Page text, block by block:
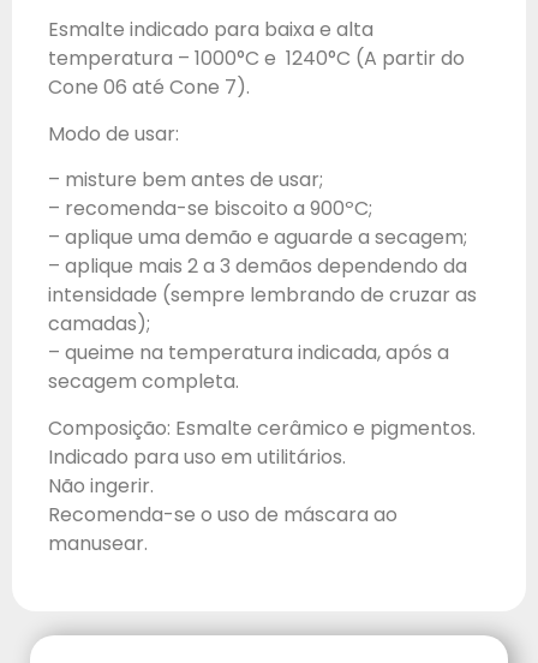
Esmalte indicado para baixa e alta
temperatura – 1000°C e 1240°C (A partir do
Cone 06 até Cone 7).
Modo de usar:
– misture bem antes de usar;
– recomenda-se biscoito a 900ºC;
– aplique uma demão e aguarde a secagem;
– aplique mais 2 a 3 demãos dependendo da
intensidade (sempre lembrando de cruzar as
camadas);
– queime na temperatura indicada, após a
secagem completa.
Composição: Esmalte cerâmico e pigmentos.
Indicado para uso em utilitários.
Não ingerir.
Recomenda-se o uso de máscara ao
manusear.